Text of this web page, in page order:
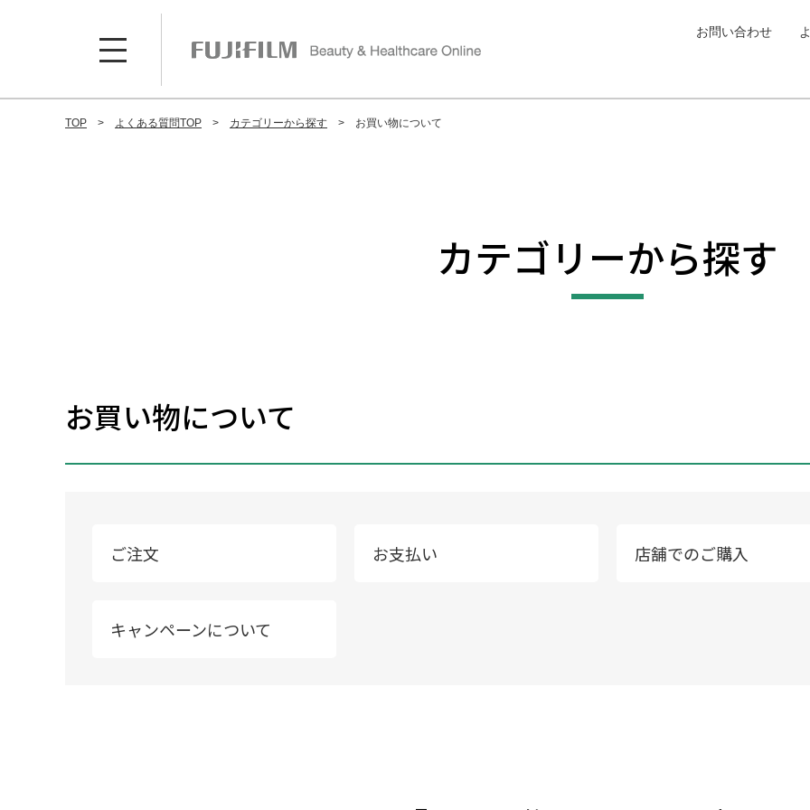
お問い合わせ
TOP よくある質問TOP カテゴリーから探す お買い物について
カテゴリーから探す
お買い物について
ご注文 お支払い 店舗でのご購入
キャンペーンについて